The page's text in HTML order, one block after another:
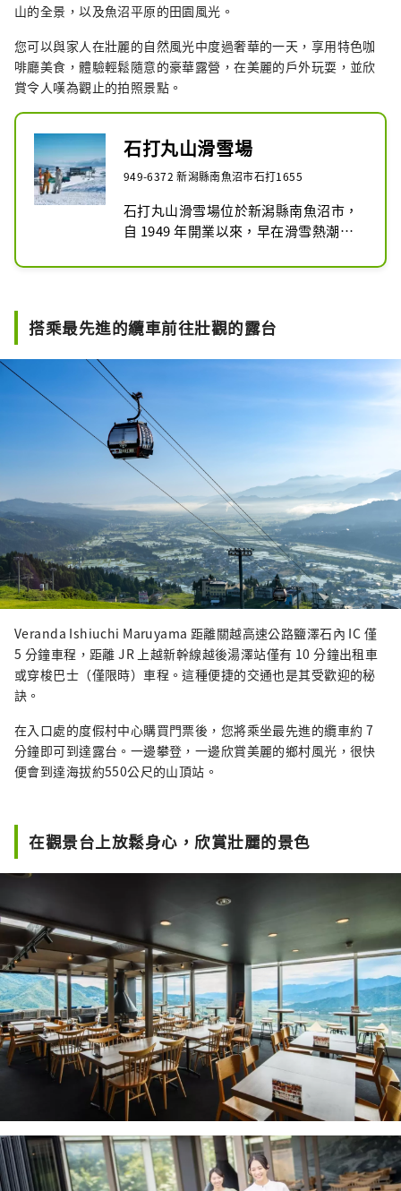
山的全景，以及魚沼平原的田園風光。
您可以與家人在壯麗的自然風光中度過奢華的一天，享用特色咖
啡廳美食，體驗輕鬆隨意的豪華露營，在美麗的戶外玩耍，並欣
賞令人嘆為觀止的拍照景點。
石打丸山滑雪場
949-6372 新潟縣南魚沼市石打1655
石打丸山滑雪場位於新潟縣南魚沼市，
自 1949 年開業以來，早在滑雪熱潮之
並為這座山的魅力所興奮。
這種只有在這裡才能找到的特殊體驗，
在保留傳統的同時，近年來我們引進了
最先進的組合纜車“Sunrise
Express”等設備，讓初次來雪山的客
人也能安心入住，將傳統與現代的舒適
融為一體適應時代的需要，我們提出了
雪山的新訴求。
此外，從 2022 年夏季開始，它將發展
成為全年開放的戶外度假村，名為 The
Veranda Ishiuchi Maruyama。
您可以在美麗的風景和豐富的自然環境
中享受奢華的時光。
丸山。
搭乘最先進的纜車前往壯觀的露台
Veranda Ishiuchi Maruyama 距離關越高速公路鹽澤石內 IC 僅
5 分鐘車程，距離 JR 上越新幹線越後湯澤站僅有 10 分鐘出租車
或穿梭巴士（僅限時）車程。這種便捷的交通也是其受歡迎的秘
訣。
在入口處的度假村中心購買門票後，您將乘坐最先進的纜車約 7
分鐘即可到達露台。一邊攀登，一邊欣賞美麗的鄉村風光，很快
便會到達海拔約550公尺的山頂站。
在觀景台上放鬆身心，欣賞壯麗的景色